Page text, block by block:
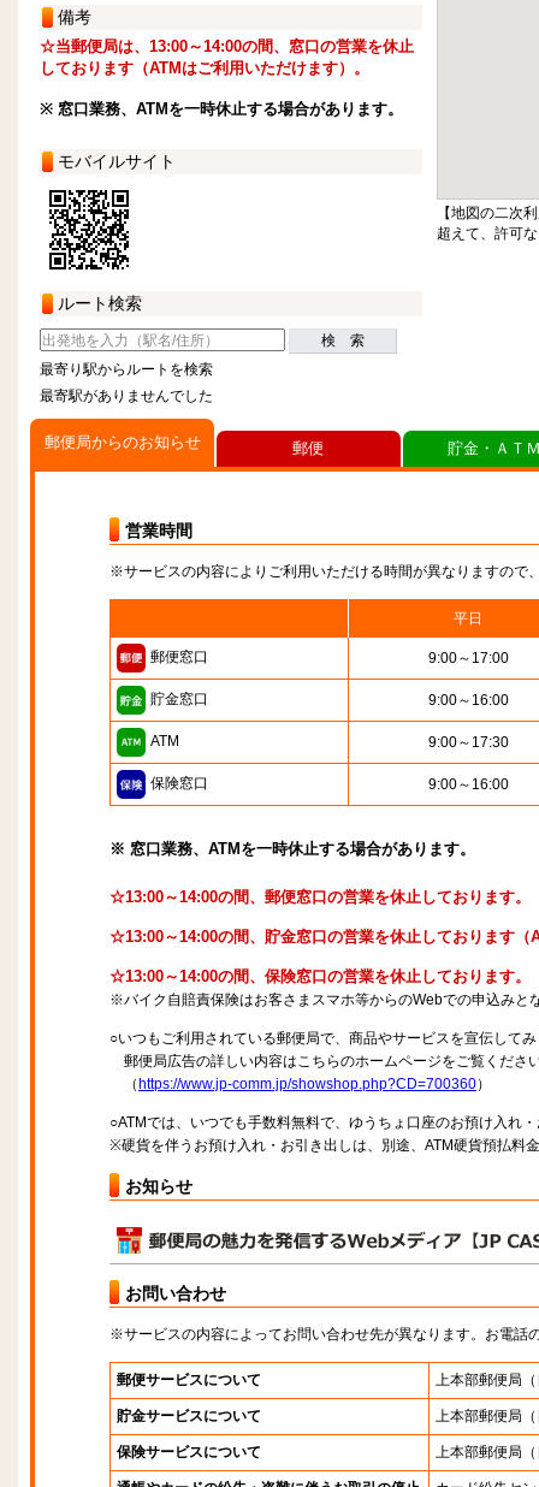
備考
☆当郵便局は、13:00～14:00の間、窓口の営業を休止
しております（ATMはご利用いただけます）。
※ 窓口業務、ATMを一時休止する場合があります。
モバイルサイト
ルート検索
検 索
最寄り駅からルートを検索
最寄駅がありませんでした
【地図の二次
超えて、許可
郵便局からのお知らせ
営業時間
※サービスの内容によりご利用いただける時間が異なりますので
平日
郵便窓口 9:00～17:00
貯金窓口 9:00～16:00
ATM 9:00～17:30
保険窓口 9:00～16:00
※ 窓口業務、ATMを一時休止する場合があります。
☆13:00～14:00の間、郵便窓口の営業を休止しております。
☆13:00～14:00の間、貯金窓口の営業を休止しております（
☆13:00～14:00の間、保険窓口の営業を休止しております。
※バイク自賠責保険はお客さまスマホ等からのWebでの申込みと
○いつもご利用されている郵便局で、商品やサービスを宣伝して
郵便局広告の詳しい内容はこちらのホームページをご覧くださ
（ https://www.jp-comm.jp/showshop.php?CD=700360）
○ATMでは、いつでも手数料無料で、ゆうちょ口座のお預け入れ
※硬貨を伴うお預け入れ・お引き出しは、別途、ATM硬貨預払料
お知らせ
お問い合わせ
※サービスの内容によってお問い合わせ先が異なります。お電話
郵便サービスについて 上本部郵便局
貯金サービスについて 上本部郵便局
保険サービスについて 上本部郵便局
郵便 貯金・ＡＴ